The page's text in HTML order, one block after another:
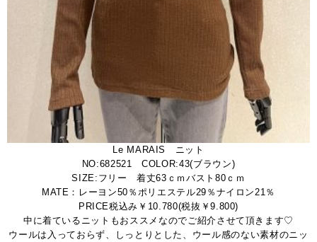
Le MARAIS ニット
NO:682521 COLOR:43(ブラウン)
SIZE:フリー 着丈63ｃｍバスト80ｃｍ
MATE：レーヨン50％ポリエステル29％ナイロン21％
PRICE税込み￥10.780(税抜￥9.800)
中に着ているニットもおススメなのでご紹介させて頂きます♡
ウールは入っておらず、しっとりとした、ウール感のない素材のニッ